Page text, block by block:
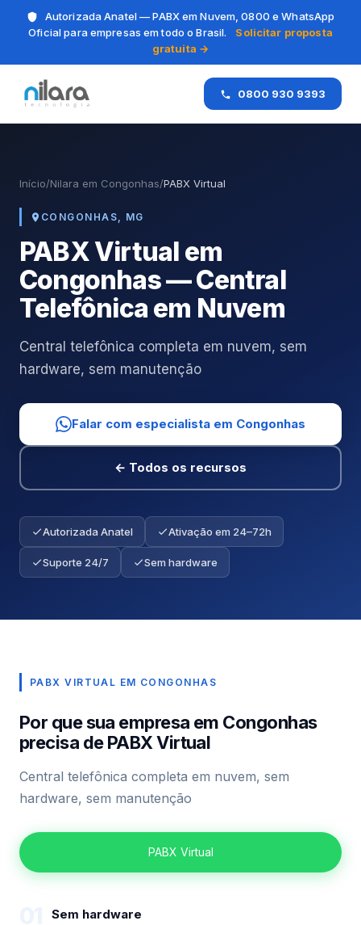
Autorizada Anatel — PABX em Nuvem, 0800 e WhatsApp
Oficial para empresas em todo o Brasil.
Solicitar proposta
gratuita →
0800 930 9393
Início/Nilara em Congonhas/PABX Virtual
CONGONHAS, MG
PABX Virtual em
Congonhas — Central
Telefônica em Nuvem
Central telefônica completa em nuvem, sem
hardware, sem manutenção
Falar com especialista em Congonhas
← Todos os recursos
Autorizada Anatel Ativação em 24–72h
Suporte 24/7 Sem hardware
PABX VIRTUAL EM CONGONHAS
Por que sua empresa em Congonhas
precisa de PABX Virtual
Central telefônica completa em nuvem, sem
hardware, sem manutenção
PABX Virtual
Sem hardware